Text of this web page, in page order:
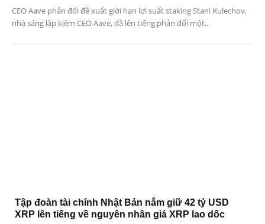
CEO Aave phản đối đề xuất giới hạn lợi suất staking Stani Kulechov,
nhà sáng lập kiêm CEO Aave, đã lên tiếng phản đối một...
Tập đoàn tài chính Nhật Bản nắm giữ 42 tỷ USD
XRP lên tiếng về nguyên nhân giá XRP lao dốc